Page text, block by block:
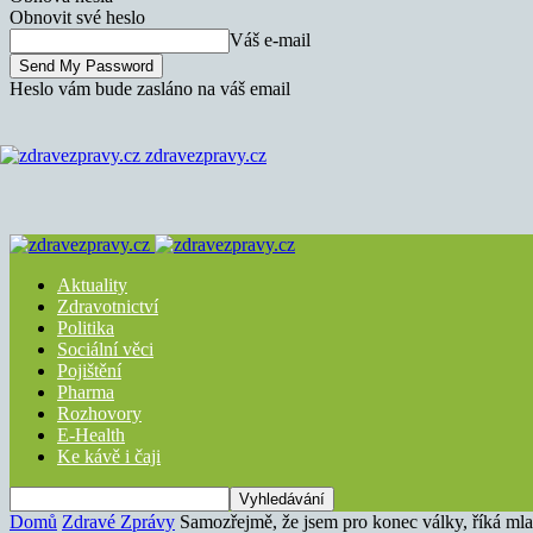
Obnovit své heslo
Váš e-mail
Heslo vám bude zasláno na váš email
zdravezpravy.cz
Aktuality
Zdravotnictví
Politika
Sociální věci
Pojištění
Pharma
Rozhovory
E-Health
Ke kávě i čaji
Domů Zdravé Zprávy Samozřejmě, že jsem pro konec války, říká